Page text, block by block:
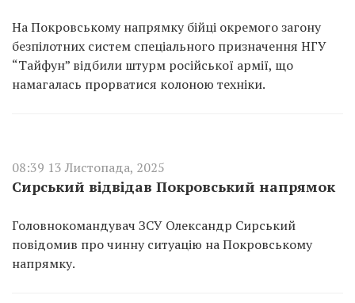
На Покровському напрямку бійці окремого загону
безпілотних систем спеціального призначення НГУ
“Тайфун” відбили штурм російської армії, що
намагалась прорватися колоною техніки.
08:39 13 Листопада, 2025
Сирський відвідав Покровський напрямок
Головнокомандувач ЗСУ Олександр Сирський
повідомив про чинну ситуацію на Покровському
напрямку.